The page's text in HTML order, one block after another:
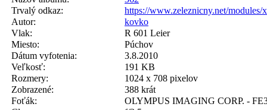
Trvalý odkaz:
https://www.zeleznicny.net/
Autor:
kovko
Vlak:
R 601 Leier
Miesto:
Púchov
Dátum vyfotenia:
3.8.2010
Veľkosť:
191 KB
Rozmery:
1024 x 708 pixelov
Zobrazené:
388 krát
Foťák:
OLYMPUS IMAGING CORP. -